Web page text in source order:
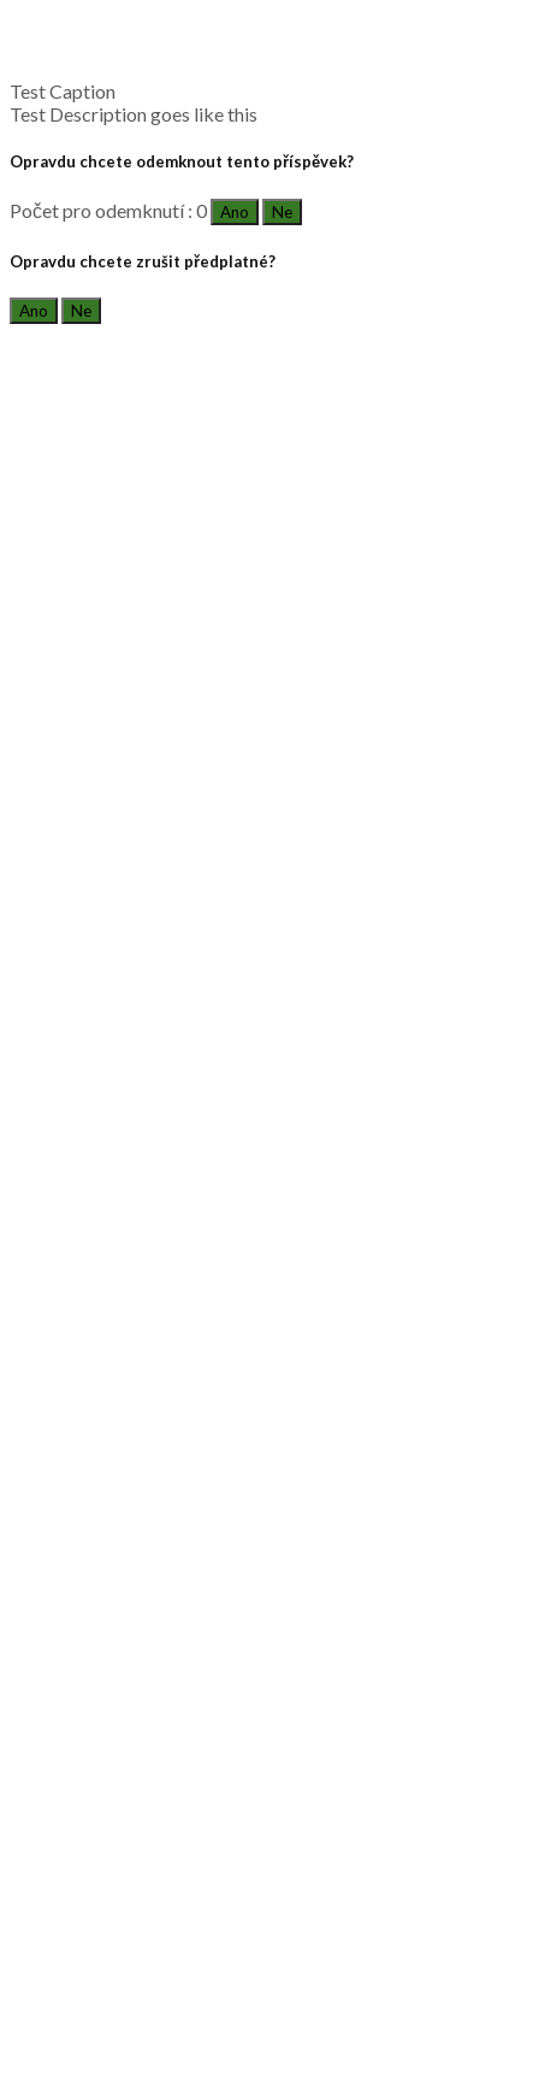
Test Caption
Test Description goes like this
Opravdu chcete odemknout tento příspěvek?
Počet pro odemknutí : 0 Ano Ne
Opravdu chcete zrušit předplatné?
Ano Ne